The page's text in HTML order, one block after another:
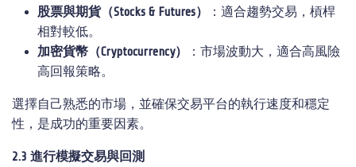
股票與期貨（Stocks & Futures）
：適合趨勢交易，槓桿
相對較低。
加密貨幣（Cryptocurrency）
：市場波動大，適合高風險
高回報策略。
選擇自己熟悉的市場，並確保交易平台的執行速度和穩定
性，是成功的重要因素。
2.3 進行模擬交易與回測